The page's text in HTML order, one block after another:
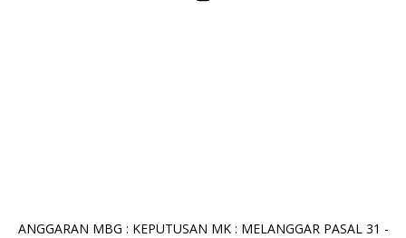
ANGGARAN MBG : KEPUTUSAN MK : MELANGGAR PASAL 31 -